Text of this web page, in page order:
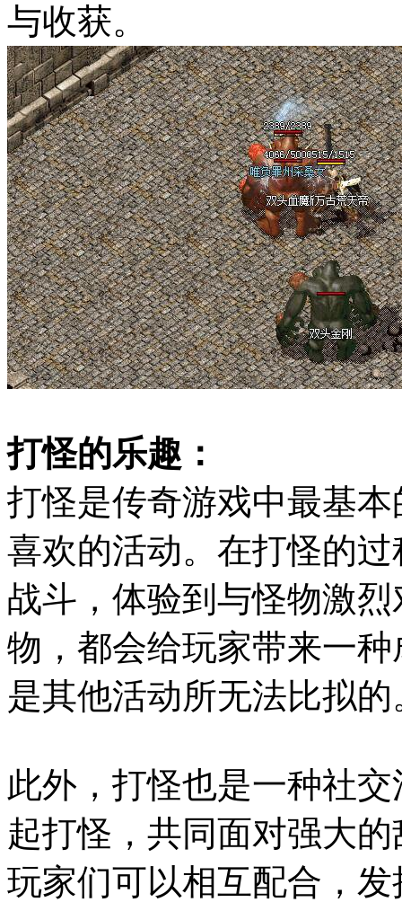
与收获。
打怪的乐趣：
打怪是传奇游戏中最基
喜欢的活动。在打怪的
战斗，体验到与怪物激
物，都会给玩家带来一
是其他活动所无法比拟的
此外，打怪也是一种社
起打怪，共同面对强大
玩家们可以相互配合，